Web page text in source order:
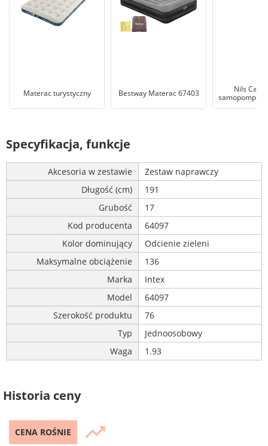
Materac turystyczny Bestway Materac 67403
Nils
Specyfikacja, funkcje
Akcesoria w zestawie
Zestaw naprawczy
Długość (cm)
191
Grubość
17
Kod producenta
64097
Kolor dominujący
Odcienie zieleni
Maksymalne obciążenie
136
Marka
Intex
Model
64097
Szerokość produktu
76
Typ
Jednoosobowy
Waga
1.93
Historia ceny
CENA ROŚNIE trending_up